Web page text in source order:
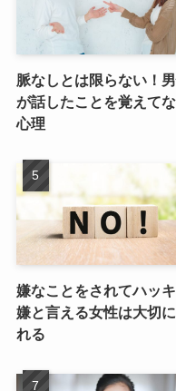
脈なしとは限らない！
が話したことを覚えて
心理
嫌なことをされてハッ
嫌と言える女性は大切
れる